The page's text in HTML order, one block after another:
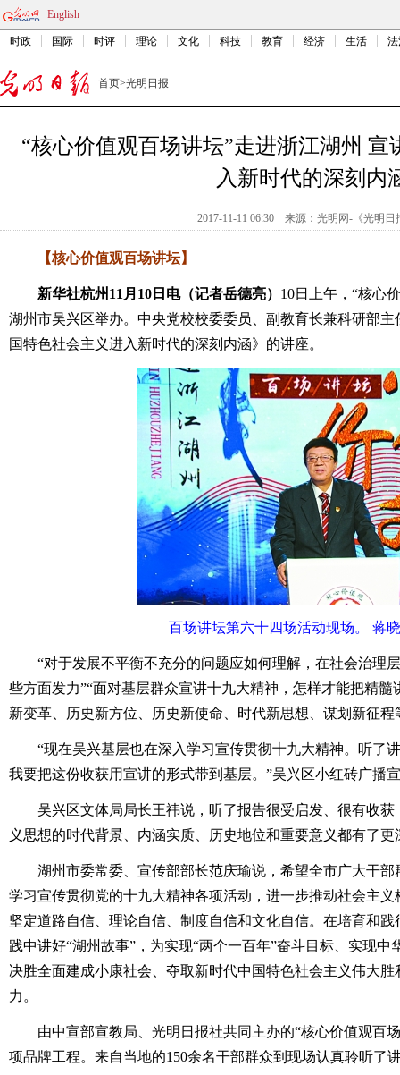
English
时政 国际 时评 理论 文化 科技 教育 经济 生活
首页>光明日报
“核心价值观百场讲坛”走进浙江湖州
入新时代的深刻内
2017-11-11 06:30 来源： 光明网-《光明日
【核心价值观百场讲坛】
新华社杭州11月10日电（记者岳德亮） 10日上午，“核心
湖州市吴兴区举办。中央党校校委委员、副教育长兼科研部
国特色社会主义进入新时代的深刻内涵》的讲座。
百场讲坛第六十四场活动现场。 蒋晓
“对于发展不平衡不充分的问题应如何理解，在社会治理
些方面发力”“面对基层群众宣讲十九大精神，怎样才能把精
新变革、历史新方位、历史新使命、时代新思想、谋划新征
“现在吴兴基层也在深入学习宣传贯彻十九大精神。听了
我要把这份收获用宣讲的形式带到基层。”吴兴区小红砖广播
吴兴区文体局局长王祎说，听了报告很受启发、很有收获
义思想的时代背景、内涵实质、历史地位和重要意义都有了
湖州市委常委、宣传部部长范庆瑜说，希望全市广大干部
学习宣传贯彻党的十九大精神各项活动，进一步推动社会主
坚定道路自信、理论自信、制度自信和文化自信。在培育和
践中讲好“湖州故事”，为实现“两个一百年”奋斗目标、实现
决胜全面建成小康社会、夺取新时代中国特色社会主义伟大
力。
由中宣部宣教局、光明日报社共同主办的“核心价值观百
项品牌工程。来自当地的150余名干部群众到现场认真聆听了